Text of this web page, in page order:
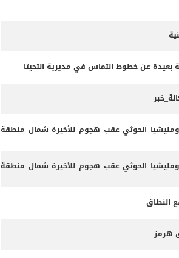
عن خطوط التماس في مديرية التحيتا
الحوثي عقب هجوم للأخيرة شمال منطقة
الحوثي عقب هجوم للأخيرة شمال منطقة
النطاق
هرمز